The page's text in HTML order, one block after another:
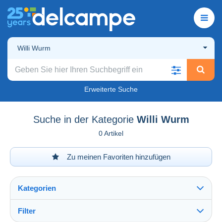
Willi Wurm
Erweiterte Suche
Suche in der Kategorie Willi Wurm
0 Artikel
Zu meinen Favoriten hinzufügen
Kategorien
Filter